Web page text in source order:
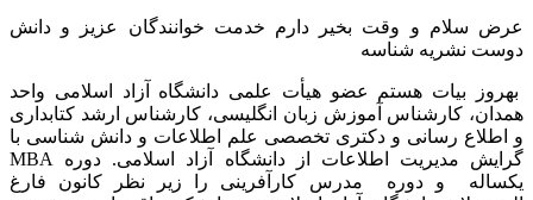
عرض سلام و وقت بخیر دارم خدمت خوانندگان عزیز و دانش
دوست نشریه شناسه
بهروز بیات هستم عضو هیأت علمی دانشگاه آزاد اسلامی واحد
همدان، کارشناس آموزش زبان انگلیسی، کارشناس ارشد کتابداری
و اطلاع رسانی و دکتری تخصصی علم اطلاعات و دانش شناسی با
گرایش مدیریت اطلاعات از دانشگاه آزاد اسلامی. دوره MBA
یکساله و دوره مدرس کارآفرینی را زیر نظر کانون فارغ